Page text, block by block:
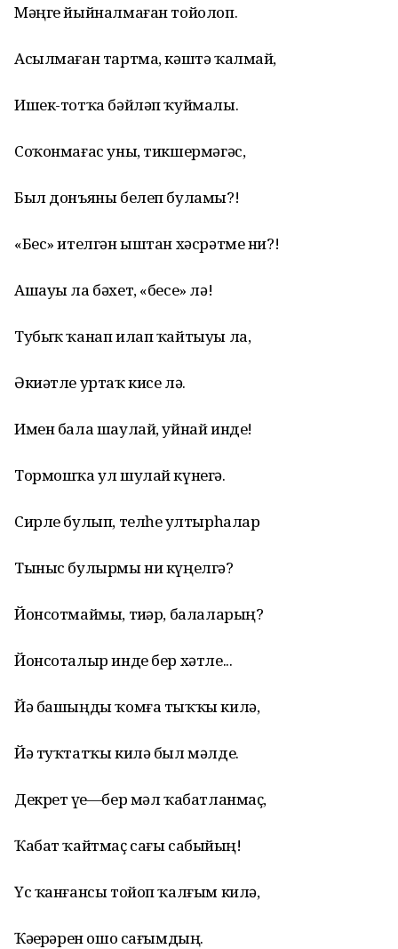
Мәңге йыйналмаған тойолоп.
Асылмаған тартма, кәштә ҡалмай,
Ишек-тотҡа бәйләп ҡуймалы.
Соҡонмағас уны, тикшермәгәс,
Был донъяны белеп буламы?!
«Бес» ителгән ыштан хәсрәтме ни?!
Ашауы ла бәхет, «бесе» лә!
Тубыҡ ҡанап илап ҡайтыуы ла,
Әкиәтле уртаҡ кисе лә.
Имен бала шаулай, уйнай инде!
Тормошҡа ул шулай күнегә.
Сирле булып, телһеҙ ултырһалар
Тыныс булырмы ни күңелгә?
Йонсотмаймы, тиҙәр, балаларың?
Йонсоталыр инде бер хәтле...
Йә башыңды ҡомға тыҡҡы килә,
Йә туҡтатҡы килә был мәлде.
Декрет үҙе—бер мәл ҡабатланмаҫ,
Ҡабат ҡайтмаҫ сағы сабыйҙың!
Үс ҡанғансы тойоп ҡалғым килә,
Ҡәҙерҙәрен ошо сағымдың.